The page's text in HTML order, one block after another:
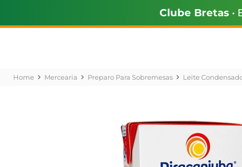
Clube Bretas •
Mercearia Preparo Para Sobremesas Leite